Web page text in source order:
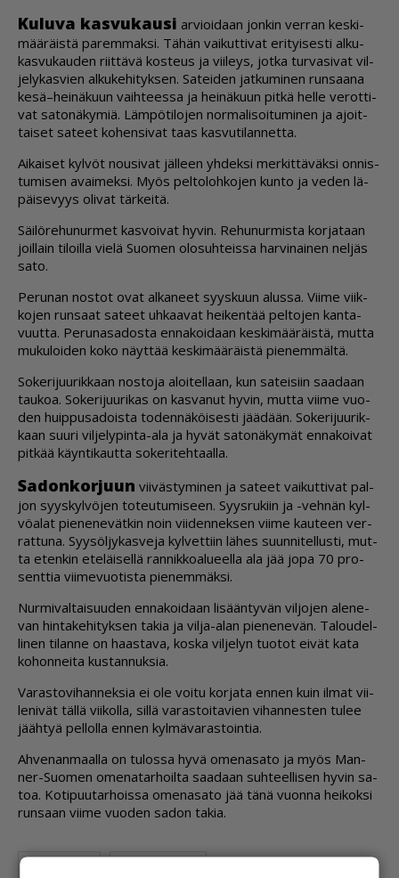
Ku­lu­va kas­vu­kau­si ar­vi­oi­daan jon­kin ver­ran kes­ki­
mää­räis­tä pa­rem­mak­si. Tä­hän vai­kut­ti­vat eri­tyi­ses­ti al­ku­
kas­vu­kau­den riit­tä­vä kos­teus ja vii­leys, jot­ka tur­va­si­vat vil­
je­ly­kas­vien al­ku­ke­hi­tyk­sen. Sa­tei­den jat­ku­mi­nen run­saa­na
kesä–hei­nä­kuun vaih­tees­sa ja hei­nä­kuun pit­kä hel­le ve­rot­ti­
vat sa­to­nä­ky­miä. Läm­pö­ti­lo­jen nor­ma­li­soi­tu­mi­nen ja ajoit­
tai­set sa­teet ko­hen­si­vat taas kas­vu­ti­lan­net­ta.
Ai­kai­set kyl­vöt nou­si­vat jäl­leen yh­dek­si mer­kit­tä­väk­si on­nis­
tu­mi­sen avai­mek­si. Myös pel­to­loh­ko­jen kun­to ja ve­den lä­
päi­se­vyys oli­vat tär­kei­tä.
Säi­lö­re­hu­nur­met kas­voi­vat hy­vin. Re­hu­nur­mis­ta kor­ja­taan
joil­lain ti­loil­la vie­lä Suo­men olo­suh­teis­sa har­vi­nai­nen nel­jäs
sato.
Pe­ru­nan nos­tot ovat al­ka­neet syys­kuun alus­sa. Vii­me viik­
ko­jen run­saat sa­teet uh­kaa­vat hei­ken­tää pel­to­jen kan­ta­
vuut­ta. Pe­ru­na­sa­dos­ta en­na­koi­daan kes­ki­mää­räis­tä, mut­ta
mu­ku­loi­den koko näyt­tää kes­ki­mää­räis­tä pie­nem­mäl­tä.
So­ke­ri­juu­rik­kaan nos­to­ja aloi­tel­laan, kun sa­tei­siin saa­daan
tau­koa. So­ke­ri­juu­ri­kas on kas­va­nut hy­vin, mut­ta vii­me vuo­
den huip­pu­sa­dois­ta to­den­nä­köi­ses­ti jää­dään. So­ke­ri­juu­rik­
kaan suu­ri vil­je­ly­pin­ta-ala ja hy­vät sa­to­nä­ky­mät en­na­koi­vat
pit­kää käyn­ti­kaut­ta so­ke­ri­teh­taal­la.
Sa­don­kor­juun vii­väs­ty­mi­nen ja sa­teet vai­kut­ti­vat pal­
jon syys­kyl­vö­jen to­teu­tu­mi­seen. Syys­ru­kiin ja -veh­nän kyl­
vö­a­lat pie­ne­ne­vät­kin noin vii­den­nek­sen vii­me kau­teen ver­
rat­tu­na. Syy­söl­jy­kas­ve­ja kyl­vet­tiin lä­hes suun­ni­tel­lus­ti, mut­
ta eten­kin ete­läi­sel­lä ran­nik­ko­a­lu­eel­la ala jää jopa 70 pro­
sent­tia vii­me­vuo­tis­ta pie­nem­mäk­si.
Nur­mi­val­tai­suu­den en­na­koi­daan li­sään­ty­vän vil­jo­jen ale­ne­
van hin­ta­ke­hi­tyk­sen ta­kia ja vil­ja-alan pie­ne­ne­vän. Ta­lou­del­
li­nen ti­lan­ne on haas­ta­va, kos­ka vil­je­lyn tuo­tot ei­vät kata
ko­hon­nei­ta kus­tan­nuk­sia.
Va­ras­to­vi­han­nek­sia ei ole voi­tu kor­ja­ta en­nen kuin il­mat vii­
le­ni­vät täl­lä vii­kol­la, sil­lä va­ras­toi­ta­vien vi­han­nes­ten tu­lee
jääh­tyä pel­lol­la en­nen kyl­mä­va­ras­toin­tia.
Ah­ve­nan­maal­la on tu­los­sa hyvä ome­na­sa­to ja myös Man­
ner-Suo­men ome­na­tar­hoil­ta saa­daan suh­teel­li­sen hy­vin sa­
toa. Ko­ti­puu­tar­hois­sa ome­na­sa­to jää tänä vuon­na hei­kok­si
run­saan vii­me vuo­den sa­don ta­kia.